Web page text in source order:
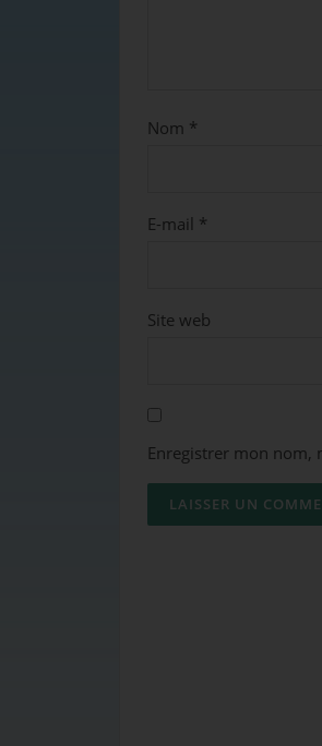
Nom *
E-mail *
Site web
Enregistrer mon nom,